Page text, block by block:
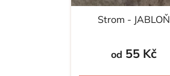
Strom - JABLOŇ
od 55 Kč